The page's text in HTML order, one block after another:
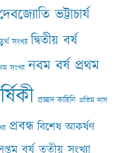
ভট্টাচার্য
সংখ্যা দ্বিতীয় বর্ষ
সংখ্যা নবম বর্ষ প্রথম
প্রচ্ছদ কাহিনি প্রতিম দাস
প্রবন্ধ বিশেষ আকর্ষণ